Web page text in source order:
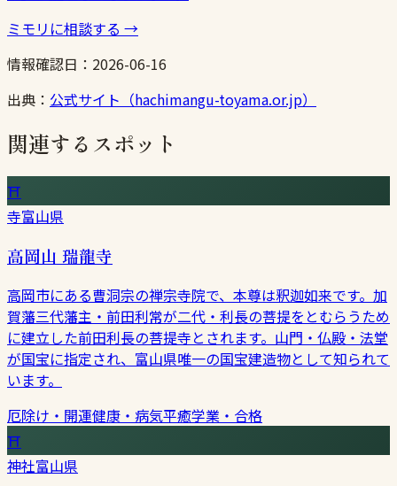
ミモリに相談する →
情報確認日： 2026-06-16
出典： 公式サイト（hachimangu-toyama.or.jp）
関連するスポット
⛩
寺富山県
高岡山 瑞龍寺
高岡市にある曹洞宗の禅宗寺院で、本尊は釈迦如来です。加
賀藩三代藩主・前田利常が二代・利長の菩提をとむらうため
に建立した前田利長の菩提寺とされます。山門・仏殿・法堂
が国宝に指定され、富山県唯一の国宝建造物として知られて
います。
厄除け・開運健康・病気平癒学業・合格
⛩
神社富山県